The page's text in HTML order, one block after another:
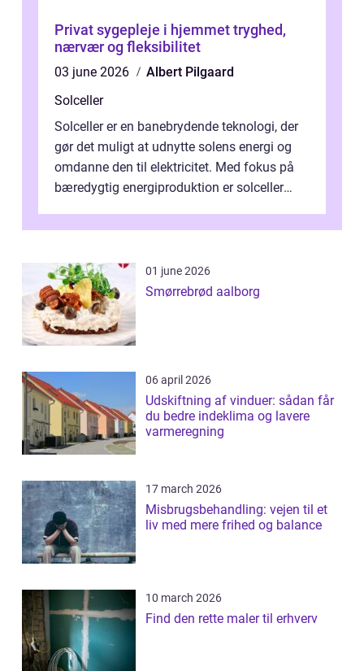
Privat sygepleje i hjemmet tryghed,
nærvær og fleksibilitet
03 june 2026
Albert Pilgaard
Solceller
Solceller er en banebrydende teknologi, der
gør det muligt at udnytte solens energi og
omdanne den til elektricitet. Med fokus på
bæredygtig energiproduktion er solceller
01 june 2026
Smørrebrød aalborg
06 april 2026
Udskiftning af vinduer: sådan får
du bedre indeklima og lavere
varmeregning
17 march 2026
Misbrugsbehandling: vejen til et
liv med mere frihed og balance
10 march 2026
Find den rette maler til erhverv